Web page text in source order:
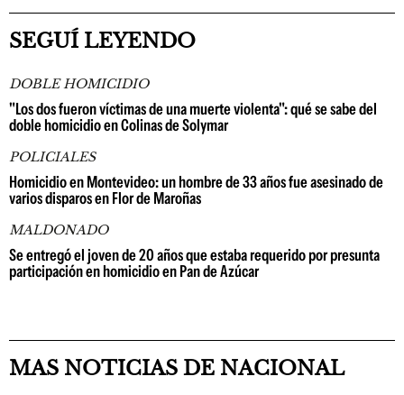
SEGUÍ LEYENDO
DOBLE HOMICIDIO
"Los dos fueron víctimas de una muerte violenta": qué se sabe del
doble homicidio en Colinas de Solymar
POLICIALES
Homicidio en Montevideo: un hombre de 33 años fue asesinado de
varios disparos en Flor de Maroñas
MALDONADO
Se entregó el joven de 20 años que estaba requerido por presunta
participación en homicidio en Pan de Azúcar
MAS NOTICIAS DE NACIONAL